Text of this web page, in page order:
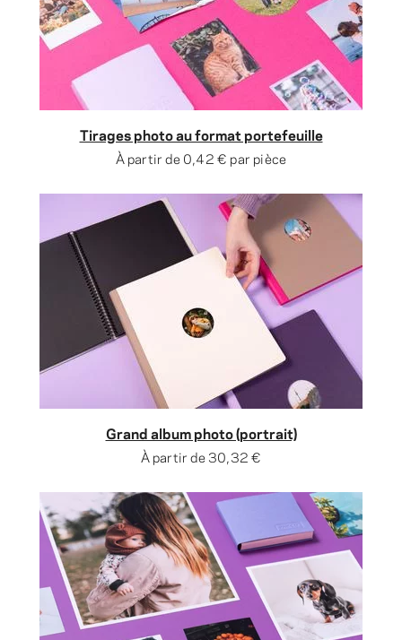
Tirages photo au format portefeuille
À partir de0,42 € par pièce
Grand album photo (portrait)
À partir de30,32 €